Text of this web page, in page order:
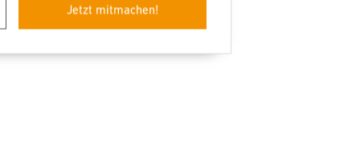
Jetzt mitmachen!